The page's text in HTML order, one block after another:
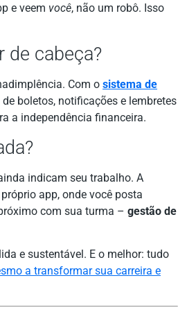
e veem você, não um robô. Isso
de cabeça?
Com o sistema de
boletos, notificações e lembretes
a independência financeira.
indicam seu trabalho. A
app, onde você posta
com sua turma – gestão de
e sustentável. E o melhor: tudo
a transformar sua carreira e